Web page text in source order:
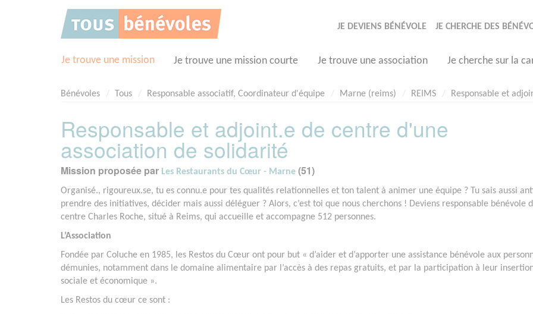
JE DEVIENS BÉNÉVOLE JE CHERCHE DES
Je trouve une mission Je trouve une mission courte Je trouve une association Je cherche sur la
Bénévoles Tous Responsable associatif, Coordinateur d'équipe Marne (reims) REIMS Responsable et
Responsable et adjoint.e de centre d'une
association de solidarité
Mission proposée par Les Restaurants du Cœur - Marne (51)
Organisé., rigoureux.se, tu es connu.e pour tes qualités relationnelles et ton talent à animer une équipe ? Tu sais aussi
prendre des initiatives, décider mais aussi déléguer ? Alors, c’est toi que nous cherchons ! Deviens responsable bénévole
centre Charles Roche, situé à Reims, qui accueille et accompagne 512 personnes.
L’Association
Fondée par Coluche en 1985, les Restos du Cœur ont pour but « d’aider et d’apporter une assistance bénévole aux
démunies, notamment dans le domaine alimentaire par l’accès à des repas gratuits, et par la participation à leur
sociale et économique ».
Les Restos du cœur ce sont :